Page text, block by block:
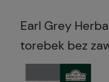
Earl Grey
torebek bez